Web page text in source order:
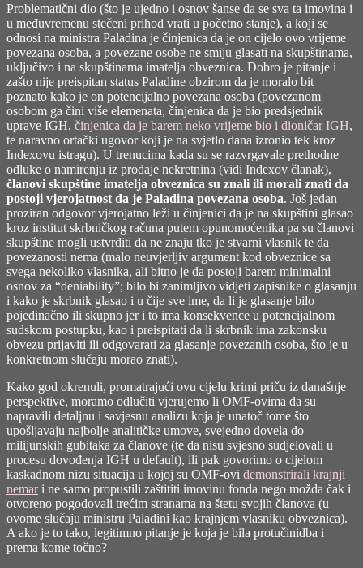
Problematični dio (što je ujedno i osnov šanse da se sva ta imovina i
u međuvremenu stečeni prihod vrati u početno stanje), a koji se
odnosi na ministra Paladina je činjenica da je on cijelo ovo vrijeme
povezana osoba, a povezane osobe ne smiju glasati na skupštinama,
uključivo i na skupštinama imatelja obveznica. Dobro je pitanje i
zašto nije preispitan status Paladine obzirom da je moralo bit
poznato kako je on potencijalno povezana osoba (povezanom
osobom ga čini više elemenata, činjenica da je bio predsjednik
uprave IGH, činjenica da je barem neko vrijeme bio i dioničar IGH,
te naravno ortački ugovor koji je na svjetlo dana izronio tek kroz
Indexovu istragu). U trenucima kada su se razvrgavale prethodne
odluke o namirenju iz prodaje nekretnina (vidi Indexov članak),
članovi skupštine imatelja obveznica su znali ili morali znati da
postoji vjerojatnost da je Paladina povezana osoba. Još jedan
proziran odgovor vjerojatno leži u činjenici da je na skupštini glasao
kroz institut skrbničkog računa putem opunomoćenika pa su članovi
skupštine mogli ustvrditi da ne znaju tko je stvarni vlasnik te da
povezanosti nema (malo neuvjerljiv argument kod obveznice sa
svega nekoliko vlasnika, ali bitno je da postoji barem minimalni
osnov za “deniability”; bilo bi zanimljivo vidjeti zapisnike o glasanju
i kako je skrbnik glasao i u čije sve ime, da li je glasanje bilo
pojedinačno ili skupno jer i to ima konsekvence u potencijalnom
sudskom postupku, kao i preispitati da li skrbnik ima zakonsku
obvezu prijaviti ili odgovarati za glasanje povezanih osoba, što je u
konkretnom slučaju morao znati).
Kako god okrenuli, promatrajući ovu cijelu krimi priču iz današnje
perspektive, moramo odlučiti vjerujemo li OMF-ovima da su
napravili detaljnu i savjesnu analizu koja je unatoč tome što
upošljavaju najbolje analitičke umove, svejedno dovela do
milijunskih gubitaka za članove (te da nisu svjesno sudjelovali u
procesu dovođenja IGH u default), ili pak govorimo o cijelom
kaskadnom nizu situacija u kojoj su OMF-ovi demonstrirali krajnji
nemari ne samo propustili zaštititi imovinu fonda nego možda čak i
otvoreno pogodovali trećim stranama na štetu svojih članova (u
ovome slučaju ministru Paladini kao krajnjem vlasniku obveznica).
A ako je to tako, legitimno pitanje je koja je bila protučinidba i
prema kome točno?